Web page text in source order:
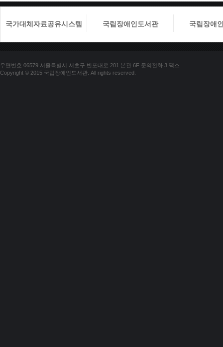
국가대체자료공유시스템 국립장애인도서관 국립장애
우편번호 06579 서울특별시 서초구 반포대로 201 본관 6F 문의전화 3 팩스
Copyright © 2015 국립장애인도서관. All rights reserved.